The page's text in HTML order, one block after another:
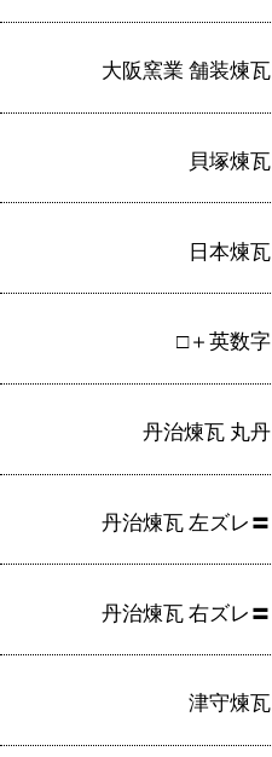
大阪窯業 舗装煉瓦
貝塚煉瓦
日本煉瓦
□＋英数字
丹治煉瓦 丸丹
丹治煉瓦 左ズレ〓
丹治煉瓦 右ズレ〓
津守煉瓦